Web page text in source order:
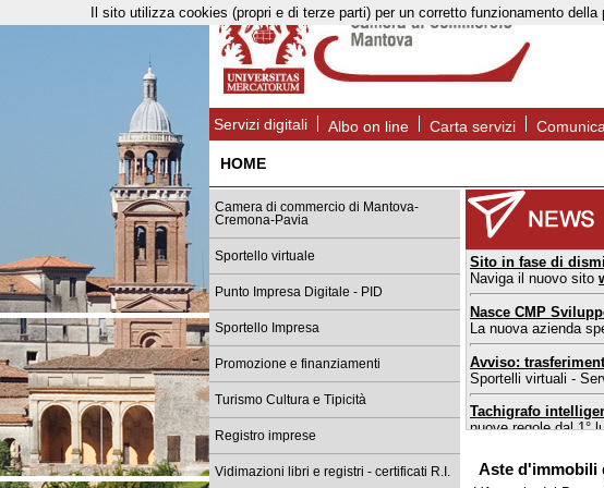
Servizi digitali Albo on line Carta servizi
HOME
Camera di commercio di Mantova-
Cremona-Pavia
Sportello virtuale
Punto Impresa Digitale - PID
Sportello Impresa
Promozione e finanziamenti
Turismo Cultura e Tipicità
Registro imprese
Vidimazioni libri e registri - certificati R.I.
Sito in fase di
Naviga il nuovo sito
Nasce CMP
La nuova azienda
Avviso:
Sportelli virtuali -
Tachigrafo
nuove regole dal 1°
Sportello estero
dal 1° maggio 2026
Aste d'immobili
Il sito utilizza cookies (propri e di terze parti) per un corretto funzionamento